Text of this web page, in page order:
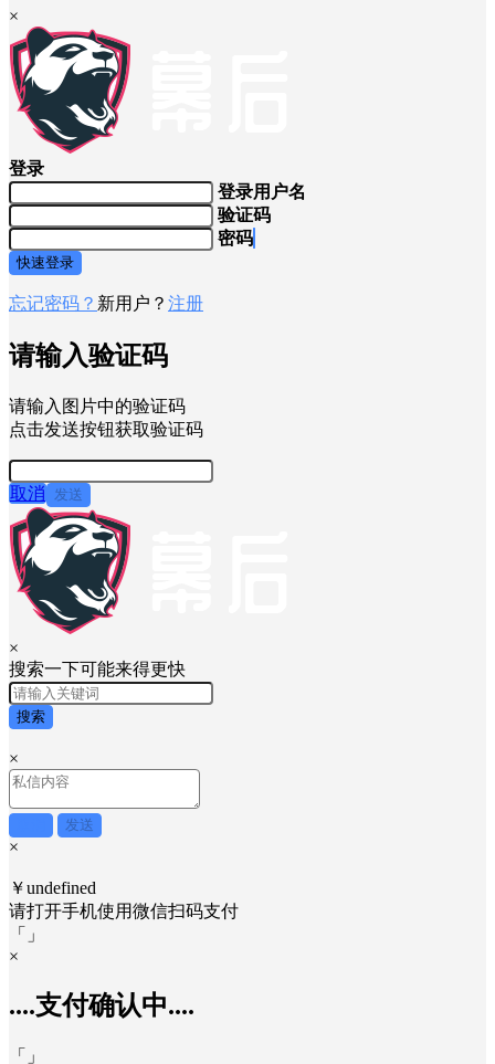
×
登录
登录用户名
验证码
密码
快速登录
忘记密码？ 新用户？ 注册
请输入验证码
请输入图片中的验证码
点击发送按钮获取验证码
取消 发送
×
搜索一下可能来得更快
搜索
×
发送
×
￥undefined
请打开手机使用微信扫码支付
「
」
×
....支付确认中....
「 」